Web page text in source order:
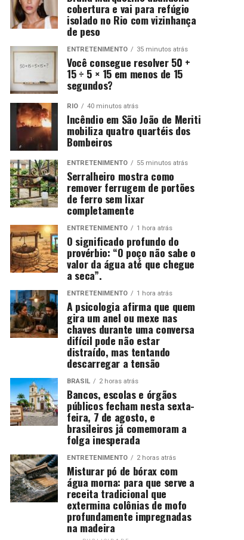
cobertura e vai para refúgio
isolado no Rio com vizinhança
de peso
ENTRETENIMENTO 35 minutos atrás
Você consegue resolver 50 +
15 ÷ 5 × 15 em menos de 15
segundos?
RIO 40 minutos atrás
Incêndio em São João de Meriti
mobiliza quatro quartéis dos
Bombeiros
ENTRETENIMENTO 55 minutos atrás
Serralheiro mostra como
remover ferrugem de portões
de ferro sem lixar
completamente
ENTRETENIMENTO 1 hora atrás
O significado profundo do
provérbio: “O poço não sabe o
valor da água até que chegue
a seca”.
ENTRETENIMENTO 1 hora atrás
A psicologia afirma que quem
gira um anel ou mexe nas
chaves durante uma conversa
difícil pode não estar
distraído, mas tentando
descarregar a tensão
BRASIL 2 horas atrás
Bancos, escolas e órgãos
públicos fecham nesta sexta-
feira, 7 de agosto, e
brasileiros já comemoram a
folga inesperada
ENTRETENIMENTO 2 horas atrás
Misturar pó de bórax com
água morna: para que serve a
receita tradicional que
extermina colônias de mofo
profundamente impregnadas
na madeira